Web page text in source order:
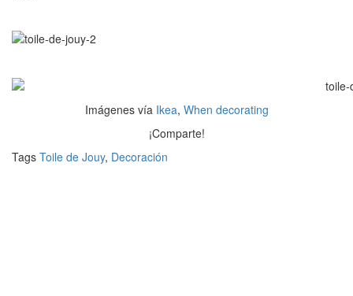
Imágenes vía Ikea, When decorating
¡Comparte!
Tags Toile de Jouy, Decoración